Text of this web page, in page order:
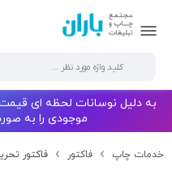
به دلیل نوسانات لحظه ای
موجودی را به
خدمات چاپ فاکتور فاکتور تحریر 80 گرمی و الوان 80 گرمی چهار